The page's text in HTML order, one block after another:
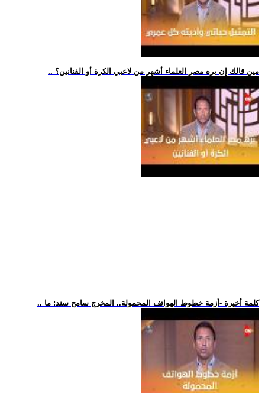
.. مين قالك إن بره مصر العلماء أشهر من لاعبي الكرة أو الفنانين؟
.. كلمة أخيرة -أزمة خطوط الهواتف المحمولة.. المخرج سامح سند: ما